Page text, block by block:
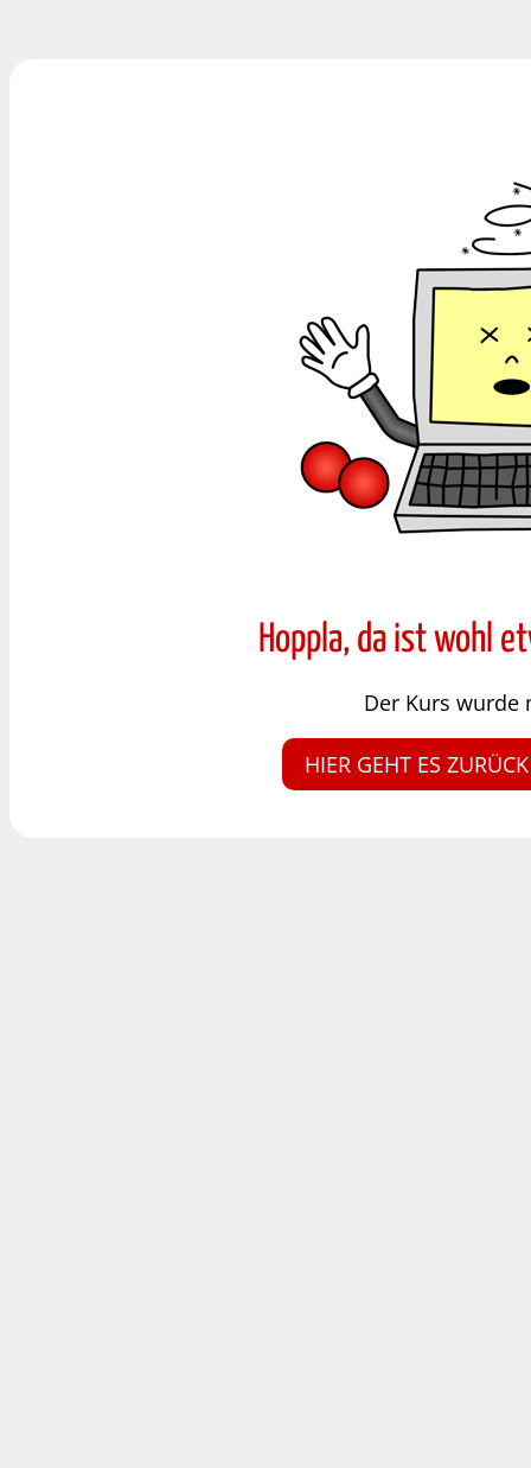
Hoppla, da ist wohl
Der Kurs wurde
HIER GEHT ES